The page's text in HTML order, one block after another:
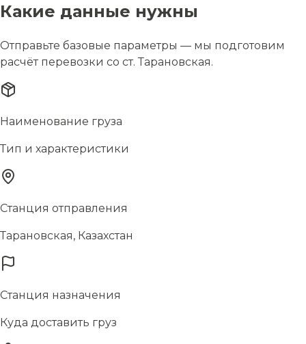
Какие данные нужны
Отправьте базовые параметры — мы подготовим
расчёт перевозки со ст. Тарановская.
Наименование груза
Тип и характеристики
Станция отправления
Тарановская, Казахстан
Станция назначения
Куда доставить груз